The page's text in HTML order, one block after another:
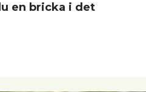
en bricka i det